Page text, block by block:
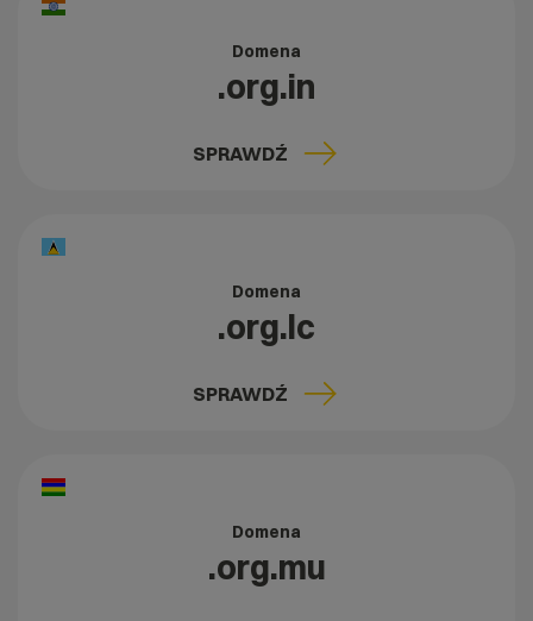
Domena
.org.in
SPRAWDŹ
Domena
.org.lc
SPRAWDŹ
Domena
.org.mu